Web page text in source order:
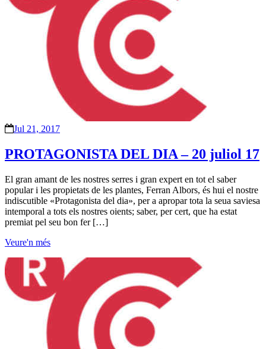
Jul 21, 2017
PROTAGONISTA DEL DIA – 20 juliol 17
El gran amant de les nostres serres i gran expert en tot el saber
popular i les propietats de les plantes, Ferran Albors, és hui el nostre
indiscutible «Protagonista del dia», per a apropar tota la seua saviesa
intemporal a tots els nostres oients; saber, per cert, que ha estat
premiat pel seu bon fer […]
Veure'n més